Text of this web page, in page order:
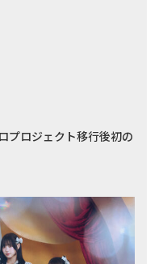
プロジェクト移行後初の